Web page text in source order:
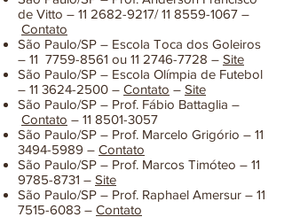
de Vitto – 11 2682-9217/11 8559-1067 –
Contato
São Paulo/SP – Escola Toca dos Goleiros
– 11 7759-8561 ou 11 2746-7728 – Site
São Paulo/SP – Escola Olímpia de Futebol
– 11 3624-2500 – Contato – Site
São Paulo/SP – Prof. Fábio Battaglia –
Contato – 11 8501-3057
São Paulo/SP – Prof. Marcelo Grigório – 11
3494-5989 – Contato
São Paulo/SP – Prof. Marcos Timóteo – 11
9785-8731 – Site
São Paulo/SP – Prof. Raphael Amersur – 11
7515-6083 – Contato